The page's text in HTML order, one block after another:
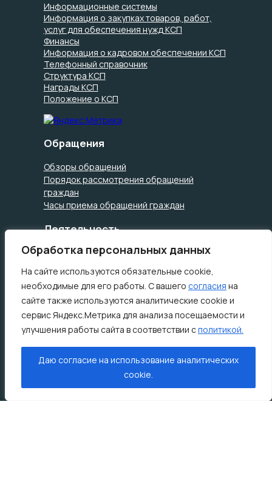
Обработка персональных данных
На сайте используются обязательные cookie,
необходимые для его работы. С вашего согласия на
сайте также используются аналитические cookie и
сервис Яндекс.Метрика для анализа посещаемости и
улучшения работы сайта в соответствии сполитикой.
Даю согласие на использование аналитических
cookie.
Информационные системы
Информация о закупках товаров, работ,
услуг для обеспечения нужд КСП
Финансы
Информация о кадровом обеспечении КСП
Телефонный справочник
Структура КСП
Награды КСП
Положение о КСП
Обращения
Обзоры обращений
Порядок рассмотрения обращений
граждан
Часы приема обращений граждан
Деятельность
План работы
Контрольная деятельность
Экспертно-аналитическая деятельность
Документы
Устав города Сургута
Положение о Коллегии Контрольно-
счетной палаты города Сургута